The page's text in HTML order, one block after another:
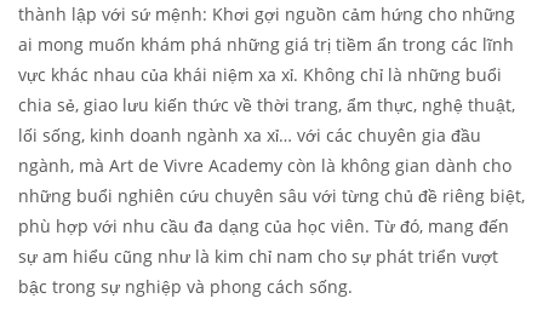
thành lập với sứ mệnh: Khơi gợi nguồn cảm hứng cho những
ai mong muốn khám phá những giá trị tiềm ẩn trong các lĩnh
vực khác nhau của khái niệm xa xỉ. Không chỉ là những buổi
chia sẻ, giao lưu kiến thức về thời trang, ẩm thực, nghệ thuật,
lối sống, kinh doanh ngành xa xỉ… với các chuyên gia đầu
ngành, mà Art de Vivre Academy còn là không gian dành cho
những buổi nghiên cứu chuyên sâu với từng chủ đề riêng biệt,
phù hợp với nhu cầu đa dạng của học viên. Từ đó, mang đến
sự am hiểu cũng như là kim chỉ nam cho sự phát triển vượt
bậc trong sự nghiệp và phong cách sống.